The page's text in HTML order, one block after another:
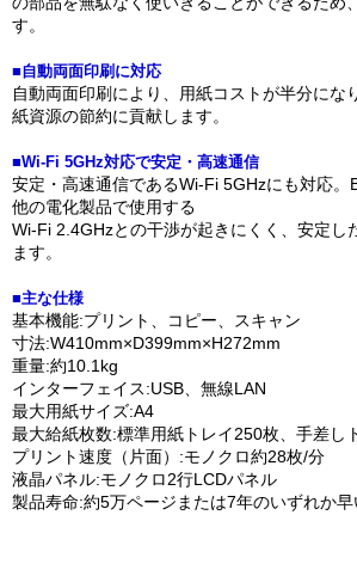
す。
■自動両面印刷に対応
自動両面印刷により、用紙コストが半分にな
紙資源の節約に貢献します。
■Wi-Fi 5GHz対応で安定・高速通信
安定・高速通信であるWi-Fi 5GHzにも対応。
他の電化製品で使用する
Wi-Fi 2.4GHzとの干渉が起きにくく、安定し
ます。
■主な仕様
基本機能:プリント、コピー、スキャン
寸法:W410mm×D399mm×H272mm
重量:約10.1kg
インターフェイス:USB、無線LAN
最大用紙サイズ:A4
最大給紙枚数:標準用紙トレイ250枚、手差し
プリント速度（片面）:モノクロ約28枚/分
液晶パネル:モノクロ2行LCDパネル
製品寿命:約5万ページまたは7年のいずれか早